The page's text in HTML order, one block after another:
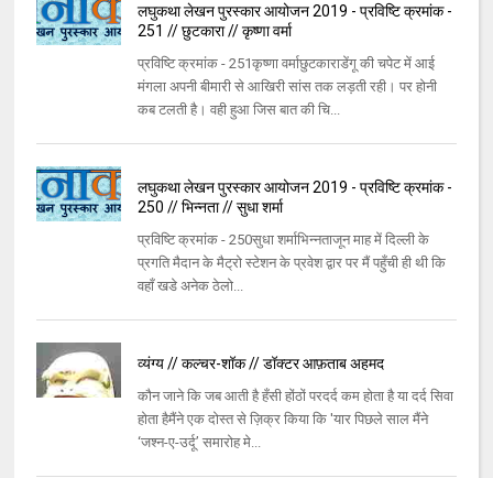
लघुकथा लेखन पुरस्कार आयोजन 2019 - प्रविष्टि क्रमांक -
251 // छुटकारा // कृष्णा वर्मा
प्रविष्टि क्रमांक - 251कृष्णा वर्माछुटकाराडेंगू की चपेट में आई
मंगला अपनी बीमारी से आखिरी सांस तक लड़ती रही। पर होनी
कब टलती है। वही हुआ जिस बात की चि...
लघुकथा लेखन पुरस्कार आयोजन 2019 - प्रविष्टि क्रमांक -
250 // भिन्नता // सुधा शर्मा
प्रविष्टि क्रमांक - 250सुधा शर्माभिन्नताजून माह में दिल्ली के
प्रगति मैदान के मैट्रो स्टेशन के प्रवेश द्वार पर मैं पहुँची ही थी कि
वहाँ खडे अनेक ठेलो...
व्यंग्य // कल्चर-शॉक // डॉक्टर आफ़ताब अहमद
कौन जाने कि जब आती है हँसी होंठों परदर्द कम होता है या दर्द सिवा
होता हैमैंने एक दोस्त से ज़िक्र किया कि 'यार पिछले साल मैंने
‘जश्न-ए-उर्दू’ समारोह मे...